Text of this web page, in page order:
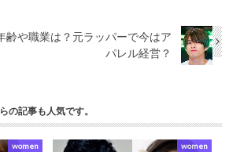
齢や職業は？元ラッパーで今はア
パレル経営？
の記事も人気です。
women women